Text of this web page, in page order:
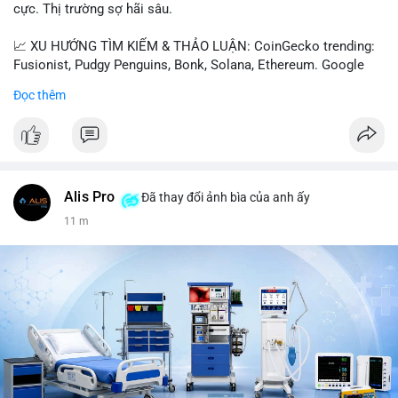
cực. Thị trường sợ hãi sâu.
📈 XU HƯỚNG TÌM KIẾM & THẢO LUẬN: CoinGecko trending:
Fusionist, Pudgy Penguins, Bonk, Solana, Ethereum. Google
tiêu, vũ khí hạt nhân, đội tuyển Brasil, cúp U20 Châu Á.
UFC 310, Premier League, Champions League, NCAA Football,
MrBeast, Google. Binance Square: nhiều post về lệnh long, lợi
nhuận, $HFT/$SKYAI, $RIVER, $WLD, $ALLO, Top trader 30
💬 DÒNG CHẢY TIN TỨC & TRUYỀN THÔNG: Telegram
CoinTelegraph: Saylor nói Bitcoin không cần rõ ràng, Mỹ cần
rõ ràng; CEX futures volume giảm xuống $4 tỷ trong tháng 7,
thấp nhất từ tháng 12/2023; Prophet Market ra mắt thị trường
dự đoán human vs AI; Trump nói crypto làเรื่อง lớn, người dùng
Bitcoin giảm áp lực cho đồng đô la; Thượng viện Mỹ đẩy lại bỏ
Đọc thêm
Alis Pro Đã thay đổi ảnh bìa của anh ấy
11 m